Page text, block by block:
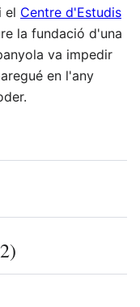
i el Centre d'Estudis
la fundació d'una
va impedir
en l'any